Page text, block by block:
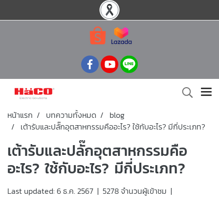
หน้าแรก บทความทั้งหมด
blog
เต้ารับและปลั๊กอุตสาหกรรมคืออะไร? ใช้กับอะไร? มีกี่ประเภท?
เต้ารับและปลั๊กอุตสาหกรรมคือ
อะไร? ใช้กับอะไร? มีกี่ประเภท?
Last updated: 6 ธ.ค. 2567 | 5278 จำนวนผู้เข้าชม |